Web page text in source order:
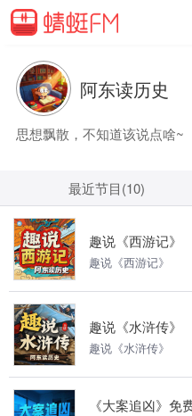
阿东读历史
思想飘散，不知道该说点啥~
最近节目(10)
趣说《西游记》
趣说《西游记》
趣说《水浒传》
趣说《水浒传》
《大案追凶》免